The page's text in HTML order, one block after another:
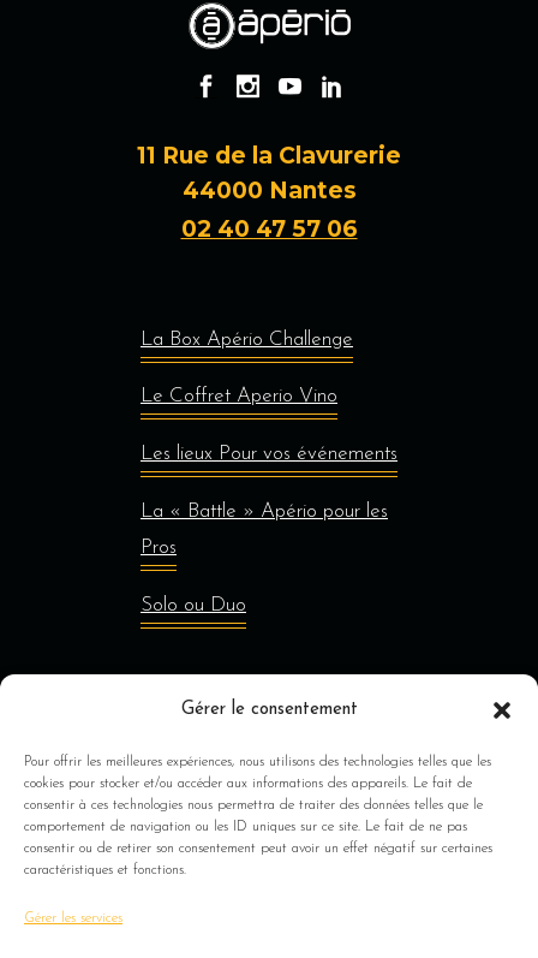
Gérer le consentement
Pour offrir les meilleures expériences, nous utilisons des technologies telles que les
cookies pour stocker et/ou accéder aux informations des appareils. Le fait de
consentir à ces technologies nous permettra de traiter des données telles que le
comportement de navigation ou les ID uniques sur ce site. Le fait de ne pas
consentir ou de retirer son consentement peut avoir un effet négatif sur certaines
caractéristiques et fonctions.
Gérer les services
11 Rue de la Clavurerie
44000 Nantes
02 40 47 57 06
La Box Apério Challenge
Le Coffret Aperio Vino
Les lieux Pour vos événements
La « Battle » Apério pour les
Pros
Solo ou Duo
Jusqu’à 8 personnes
Au delà de 8 personnes
À Propos